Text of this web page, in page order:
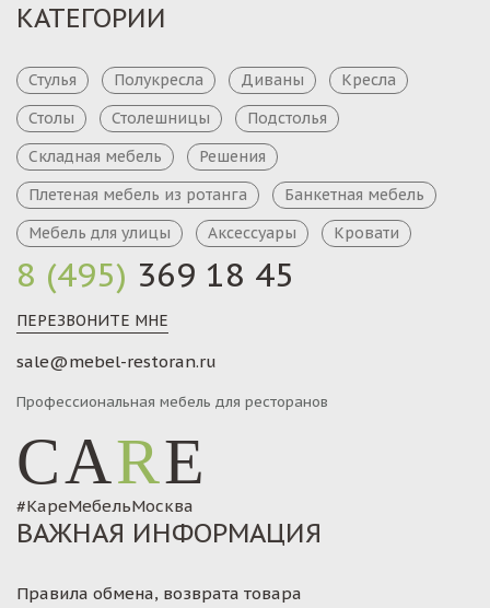
8 (495) 369 18 45
ПЕРЕЗВОНИТЕ МНЕ
sale@mebel-restoran.ru
Профессиональная мебель для ресторанов
CARE
#КареМебельМосква
КАТЕГОРИИ
Стулья Полукресла Диваны
Кресла
Столы
Столешницы
Подстолья
Складная мебель
Решения
Плетеная мебель из ротанга
Банкетная мебель
Мебель для улицы
Аксессуары Кровати
ВАЖНАЯ ИНФОРМАЦИЯ
Правила обмена, возврата товара